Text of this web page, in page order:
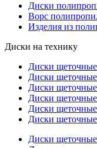
Диски
Ворс
Изделия из
Диски на технику
Диски
Диски
Диски
Диски
Диски
Диски
Диски